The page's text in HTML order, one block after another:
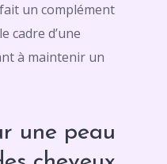
un complément
cadre d’une
à maintenir un
une peau